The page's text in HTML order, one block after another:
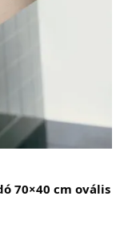
70×40 cm ovális